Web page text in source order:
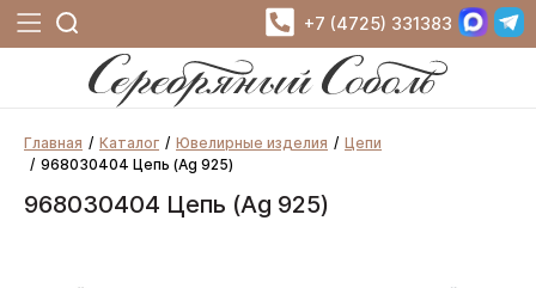
+7 (4725) 331383
Главная Каталог Ювелирные изделия
Цепи
968030404 Цепь (Ag 925)
968030404 Цепь (Ag 925)